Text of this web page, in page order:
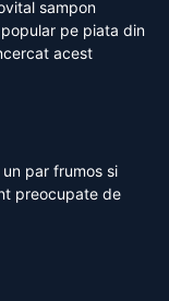
sampon
pe piata din
acest
par frumos si
preocupate de